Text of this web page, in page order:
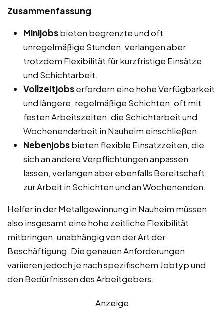
Zusammenfassung
Minijobsbieten begrenzte und oft
unregelmäßige Stunden, verlangen aber
trotzdem Flexibilität für kurzfristige Einsätze
und Schichtarbeit.
Vollzeitjobserfordern eine hohe Verfügbarkeit
und längere, regelmäßige Schichten, oft mit
festen Arbeitszeiten, die Schichtarbeit und
Wochenendarbeit in Nauheim einschließen.
Nebenjobsbieten flexible Einsatzzeiten, die
sich an andere Verpflichtungen anpassen
lassen, verlangen aber ebenfalls Bereitschaft
zur Arbeit in Schichten und an Wochenenden.
Helfer in der Metallgewinnung in Nauheim müssen
also insgesamt eine hohe zeitliche Flexibilität
mitbringen, unabhängig von der Art der
Beschäftigung. Die genauen Anforderungen
variieren jedoch je nach spezifischem Jobtyp und
den Bedürfnissen des Arbeitgebers.
Anzeige